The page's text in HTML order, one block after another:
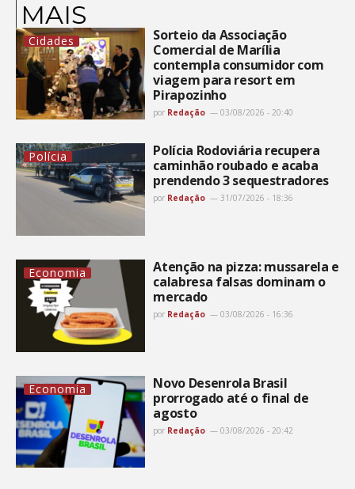
MAIS
Cidades
Sorteio da Associação
Comercial de Marília
contempla consumidor com
viagem para resort em
Pirapozinho
por Redação 03/08/2026 - 20:40
Polícia
Polícia Rodoviária recupera
caminhão roubado e acaba
prendendo 3 sequestradores
por Redação 31/07/2026 - 18:36
Economia
Atenção na pizza: mussarela e
calabresa falsas dominam o
mercado
por Redação 03/08/2026 - 16:36
Economia
Novo Desenrola Brasil
prorrogado até o final de
agosto
por Redação 03/08/2026 - 20:42